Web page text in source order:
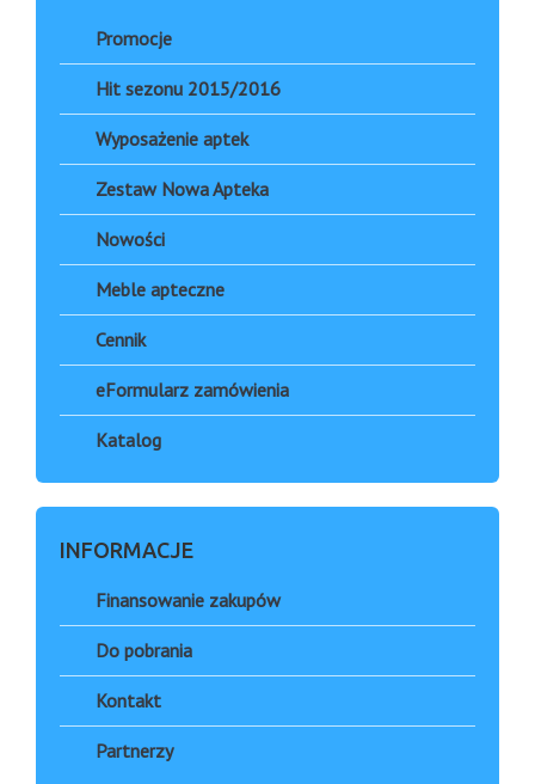
Promocje
Hit sezonu 2015/2016
Wyposażenie aptek
Zestaw Nowa Apteka
Nowości
Meble apteczne
Cennik
eFormularz zamówienia
Katalog
INFORMACJE
Finansowanie zakupów
Do pobrania
Kontakt
Partnerzy